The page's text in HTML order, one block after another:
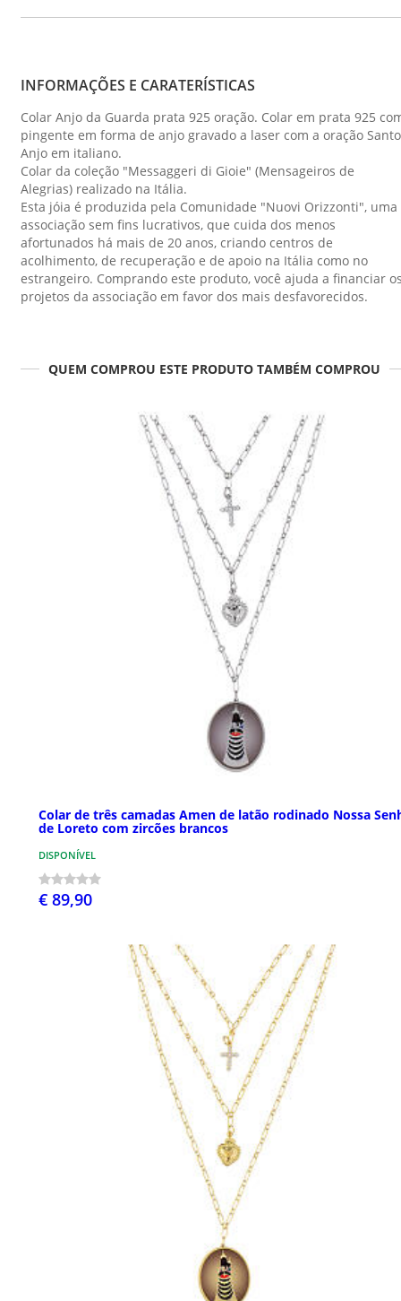
INFORMAÇÕES E CARATERÍSTICAS
Colar Anjo da Guarda prata 925 oração. Colar em prata 925
pingente em forma de anjo gravado a laser com a oração Santo
Anjo em italiano.
Colar da coleção "Messaggeri di Gioie" (Mensageiros de
Alegrias) realizado na Itália.
Esta jóia é produzida pela Comunidade "Nuovi Orizzonti", uma
associação sem fins lucrativos, que cuida dos menos
afortunados há mais de 20 anos, criando centros de
acolhimento, de recuperação e de apoio na Itália como no
estrangeiro. Comprando este produto, você ajuda a financiar
projetos da associação em favor dos mais desfavorecidos.
QUEM COMPROU ESTE PRODUTO TAMBÉM COMPROU
Colar de três camadas Amen de latão rodinado Nossa
de Loreto com zircões brancos
DISPONÍVEL
€ 89,90